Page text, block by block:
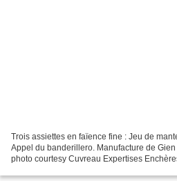
Trois assiettes en faïence fine : Jeu de
Appel du banderillero. Manufacture de
photo courtesy Cuvreau Expertises